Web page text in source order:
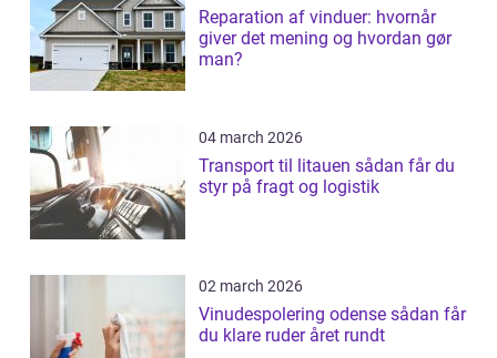
Reparation af vinduer: hvornår
giver det mening og hvordan gør
man?
04 march 2026
Transport til litauen sådan får du
styr på fragt og logistik
02 march 2026
Vinudespolering odense sådan får
du klare ruder året rundt